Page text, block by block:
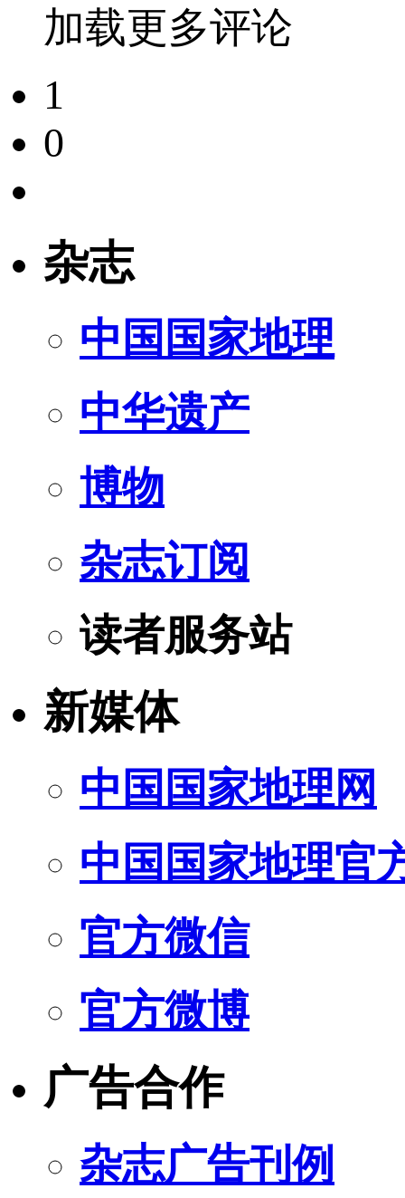
加载更多评论
1
0
杂志
中国国家地理
中华遗产
博物
杂志订阅
读者服务站
新媒体
中国国家地理网
中国国家地理官
官方微信
官方微博
广告合作
杂志广告刊例